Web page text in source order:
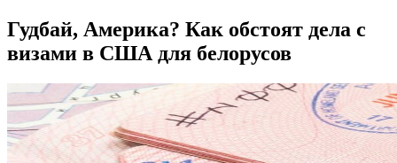
Гудбай, Америка? Как обстоят дела с
визами в США для белорусов